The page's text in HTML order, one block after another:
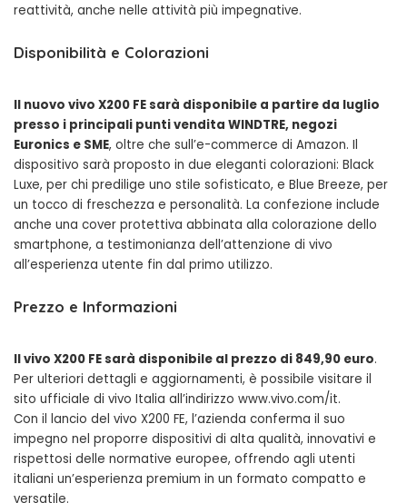
reattività, anche nelle attività più impegnative.
Disponibilità e Colorazioni
Il nuovo vivo X200 FE sarà disponibile a partire da luglio
presso i principali punti vendita WINDTRE, negozi
Euronics e SME, oltre che sull’e-commerce di Amazon. Il
dispositivo sarà proposto in due eleganti colorazioni: Black
Luxe, per chi predilige uno stile sofisticato, e Blue Breeze, per
un tocco di freschezza e personalità. La confezione include
anche una cover protettiva abbinata alla colorazione dello
smartphone, a testimonianza dell’attenzione di vivo
all’esperienza utente fin dal primo utilizzo.
Prezzo e Informazioni
Il vivo X200 FE sarà disponibile al prezzo di 849,90 euro.
Per ulteriori dettagli e aggiornamenti, è possibile visitare il
sito ufficiale di vivo Italia all’indirizzo www.vivo.com/it.
Con il lancio del vivo X200 FE, l’azienda conferma il suo
impegno nel proporre dispositivi di alta qualità, innovativi e
rispettosi delle normative europee, offrendo agli utenti
italiani un’esperienza premium in un formato compatto e
versatile.